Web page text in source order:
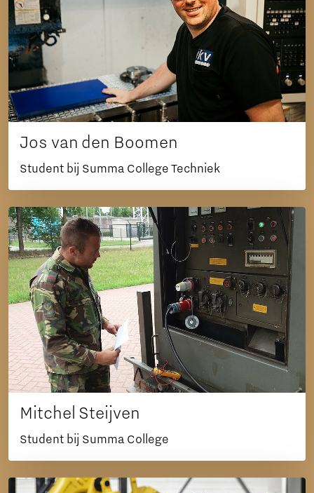
Jos van den Boomen
Student bij Summa College Techniek
Mitchel Steijven
Student bij Summa College